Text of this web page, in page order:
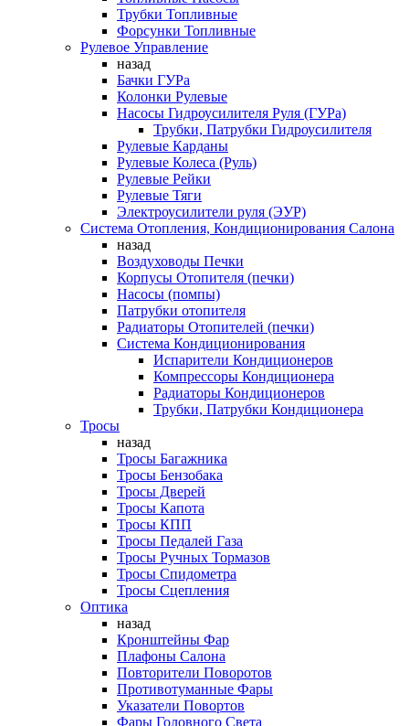
Трубки Топливные
Форсунки Топливные
Рулевое Управление
назад
Бачки ГУРа
Колонки Рулевые
Насосы Гидроусилителя Руля (ГУРа)
Трубки, Патрубки Гидроусилителя
Рулевые Карданы
Рулевые Колеса (Руль)
Рулевые Рейки
Рулевые Тяги
Электроусилители руля (ЭУР)
Система Отопления, Кондиционирования Салона
назад
Воздуховоды Печки
Корпусы Отопителя (печки)
Насосы (помпы)
Патрубки отопителя
Радиаторы Отопителей (печки)
Система Кондиционирования
Испарители Кондиционеров
Компрессоры Кондиционера
Радиаторы Кондиционеров
Трубки, Патрубки Кондиционера
Тросы
назад
Тросы Багажника
Тросы Бензобака
Тросы Дверей
Тросы Капота
Тросы КПП
Тросы Педалей Газа
Тросы Ручных Тормазов
Тросы Спидометра
Тросы Сцепления
Оптика
назад
Кронштейны Фар
Плафоны Салона
Повторители Поворотов
Противотуманные Фары
Указатели Повортов
Фары Головного Света